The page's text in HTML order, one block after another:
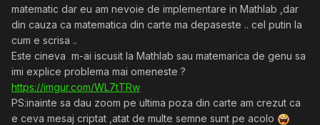
matematic dar eu am nevoie de implementare in Mathlab ,dar
din cauza ca matematica din carte ma depaseste .. cel putin la
cum e scrisa ..
Este cineva m-ai iscusit la Mathlab sau matemarica de genu sa
imi explice problema mai omeneste ?
https://imgur.com/WL7tTRw
PS:inainte sa dau zoom pe ultima poza din carte am crezut ca
e ceva mesaj criptat ,atat de multe semne sunt pe acolo